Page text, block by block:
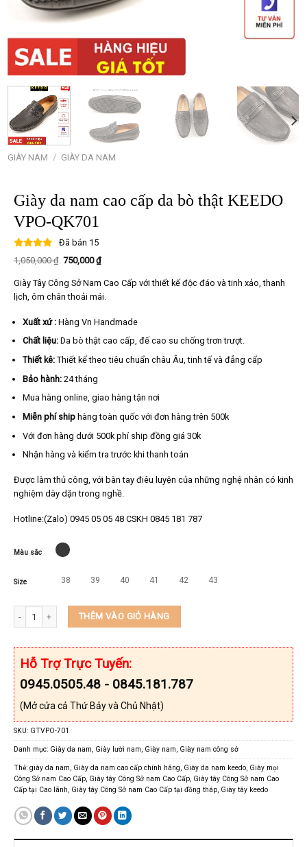
GIÀY NAM / GIÀY DA NAM
Giày da nam cao cấp da bò thật KEEDO
VPO-QK701
Đã bán 15
1,050,000₫ Giá
1,050,000 ₫.
750,000₫Giá
hiện
là:
750,000 ₫.
Giày Tây Công Sở Nam Cao Cấp với thiết kế độc đáo và tinh xảo, thanh
lịch, ôm chân thoải mái.
Xuất xứ :Hàng Vn Handmade
Chất liệu:Da bò thật cao cấp, đế cao su chống trơn trượt.
Thiết kê:Thiết kế theo tiêu chuẩn châu Âu, tinh tế và đẳng cấp
Bảo hành:24 tháng
Mua hàng online, giao hàng tận nơi
Miễn phí shiphàng toàn quốc với đơn hàng trên 500k
Với đơn hàng dưới 500k phí ship đồng giá 30k
Nhận hàng và kiểm tra trước khi thanh toán
Được làm thủ công, với bàn tay điêu luyện của những nghệ nhân có kinh
nghiệm dày dặn trong nghề.
Hotline:(Zalo) 0945 05 05 48 CSKH 0845 181 787
Màu sắc
Size 38 39 40 41 42 43
Giày da nam cao cấp da bò thật KEEDO VPO-QK701 số lượng
THÊM VÀO GIỎ HÀNG
Hỗ Trợ Trực Tuyến:
0945.0505.48 - 0845.181.787
(Mở cửa cả Thứ Bảy và Chủ Nhật)
SKU: GTVPO-701
Danh mục: Giày da nam, Giày lười nam, Giày nam, Giày nam công sở
Thẻ: giày da nam, Giày da nam cao cấp chính hãng, Giày da nam keedo, Giày mọi
Công Sở nam Cao Cấp, Giày tây Công Sở nam Cao Cấp, Giày tây Công Sở nam Cao
Cấp tại Cao lãnh, Giày tây Công Sở nam Cao Cấp tại đồng tháp, Giày tây keedo